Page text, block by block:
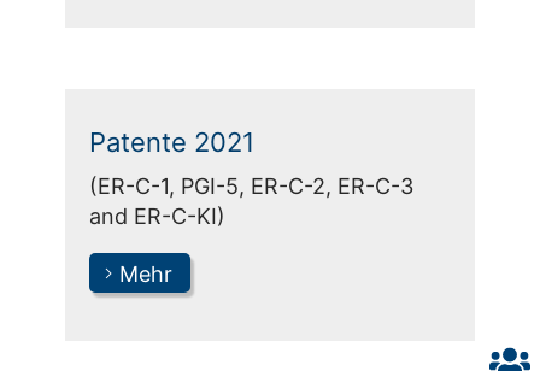
Patente 2021
(ER-C-1, PGI-5, ER-C-2, ER-C-3
and ER-C-KI)
Mehr